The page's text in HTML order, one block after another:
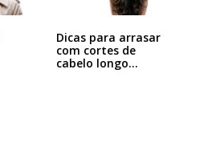
Dicas para arrasar
com cortes de
cabelo longo…